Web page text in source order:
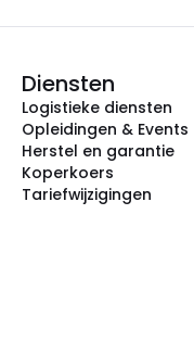
Diensten
Logistieke diensten
Opleidingen & Events
Herstel en garantie
Koperkoers
Tariefwijzigingen